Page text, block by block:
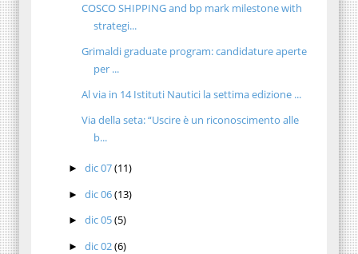
COSCO SHIPPING and bp mark milestone with
strategi...
Grimaldi graduate program: candidature aperte
per ...
Al via in 14 Istituti Nautici la settima edizione ...
Via della seta: “Uscire è un riconoscimento alle
b...
►dic 07(11)
►dic 06(13)
►dic 05(5)
►dic 02(6)